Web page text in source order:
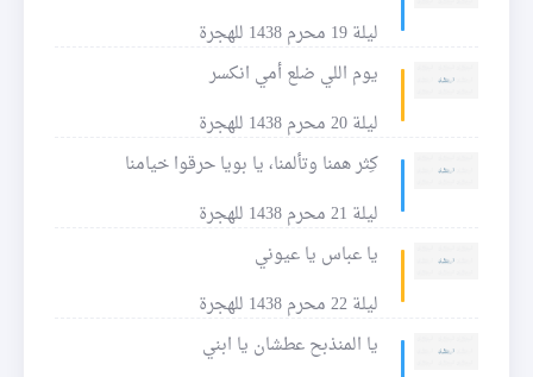
ليلة 19 محرم 1438 للهجرة
يوم اللي ضلع أمي انكسر
ليلة 20 محرم 1438 للهجرة
كِثر همنا وتألمنا، يا بويا حرقوا خيامنا
ليلة 21 محرم 1438 للهجرة
يا عباس يا عيوني
ليلة 22 محرم 1438 للهجرة
يا المنذبح عطشان يا ابني